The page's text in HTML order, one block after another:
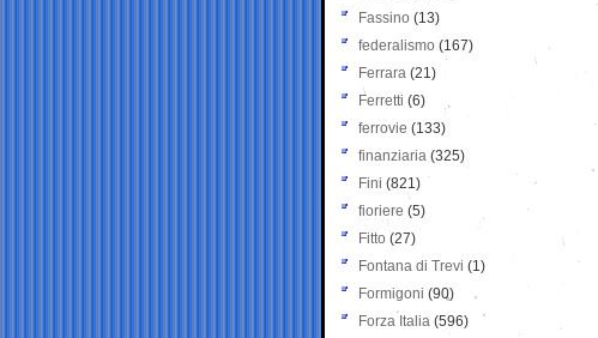
Fassino (13)
federalismo (167)
Ferrara (21)
Ferretti (6)
ferrovie (133)
finanziaria (325)
Fini (821)
fioriere (5)
Fitto (27)
Fontana di Trevi (1)
Formigoni (90)
Forza Italia (596)